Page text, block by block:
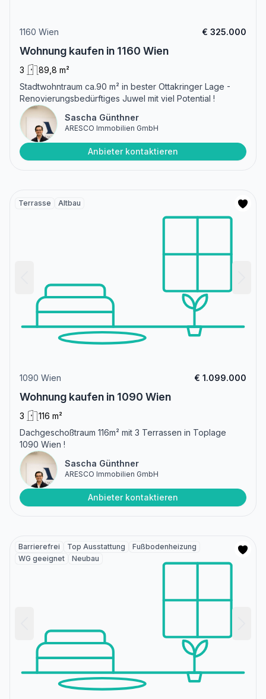
1160 Wien € 325.000
Wohnung kaufen in 1160 Wien
3
89,8 m²
Stadtwohntraum ca.90 m² in bester Ottakringer Lage -
Renovierungsbedürftiges Juwel mit viel Potential !
Sascha Günthner
ARESCO Immobilien GmbH
Anbieter kontaktieren
Terrasse Altbau
1090 Wien € 1.099.000
Wohnung kaufen in 1090 Wien
3
116 m²
Dachgeschoßtraum 116m² mit 3 Terrassen in Toplage
1090 Wien !
Sascha Günthner
ARESCO Immobilien GmbH
Anbieter kontaktieren
Barrierefrei Top Ausstattung
Fußbodenheizung
WG geeignet
Neubau